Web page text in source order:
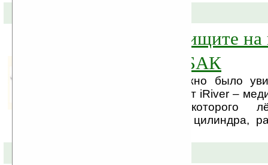
iRiver Spinn — ищите на
после запуска БАК
На выставке IFA можно было
интересную новинку от iRiver –
основу названия которого
контроллер в форме цилиндра,